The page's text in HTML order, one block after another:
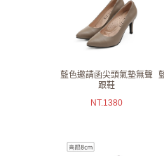
藍色邀請函尖頭氣墊無聲
跟鞋
NT.1380